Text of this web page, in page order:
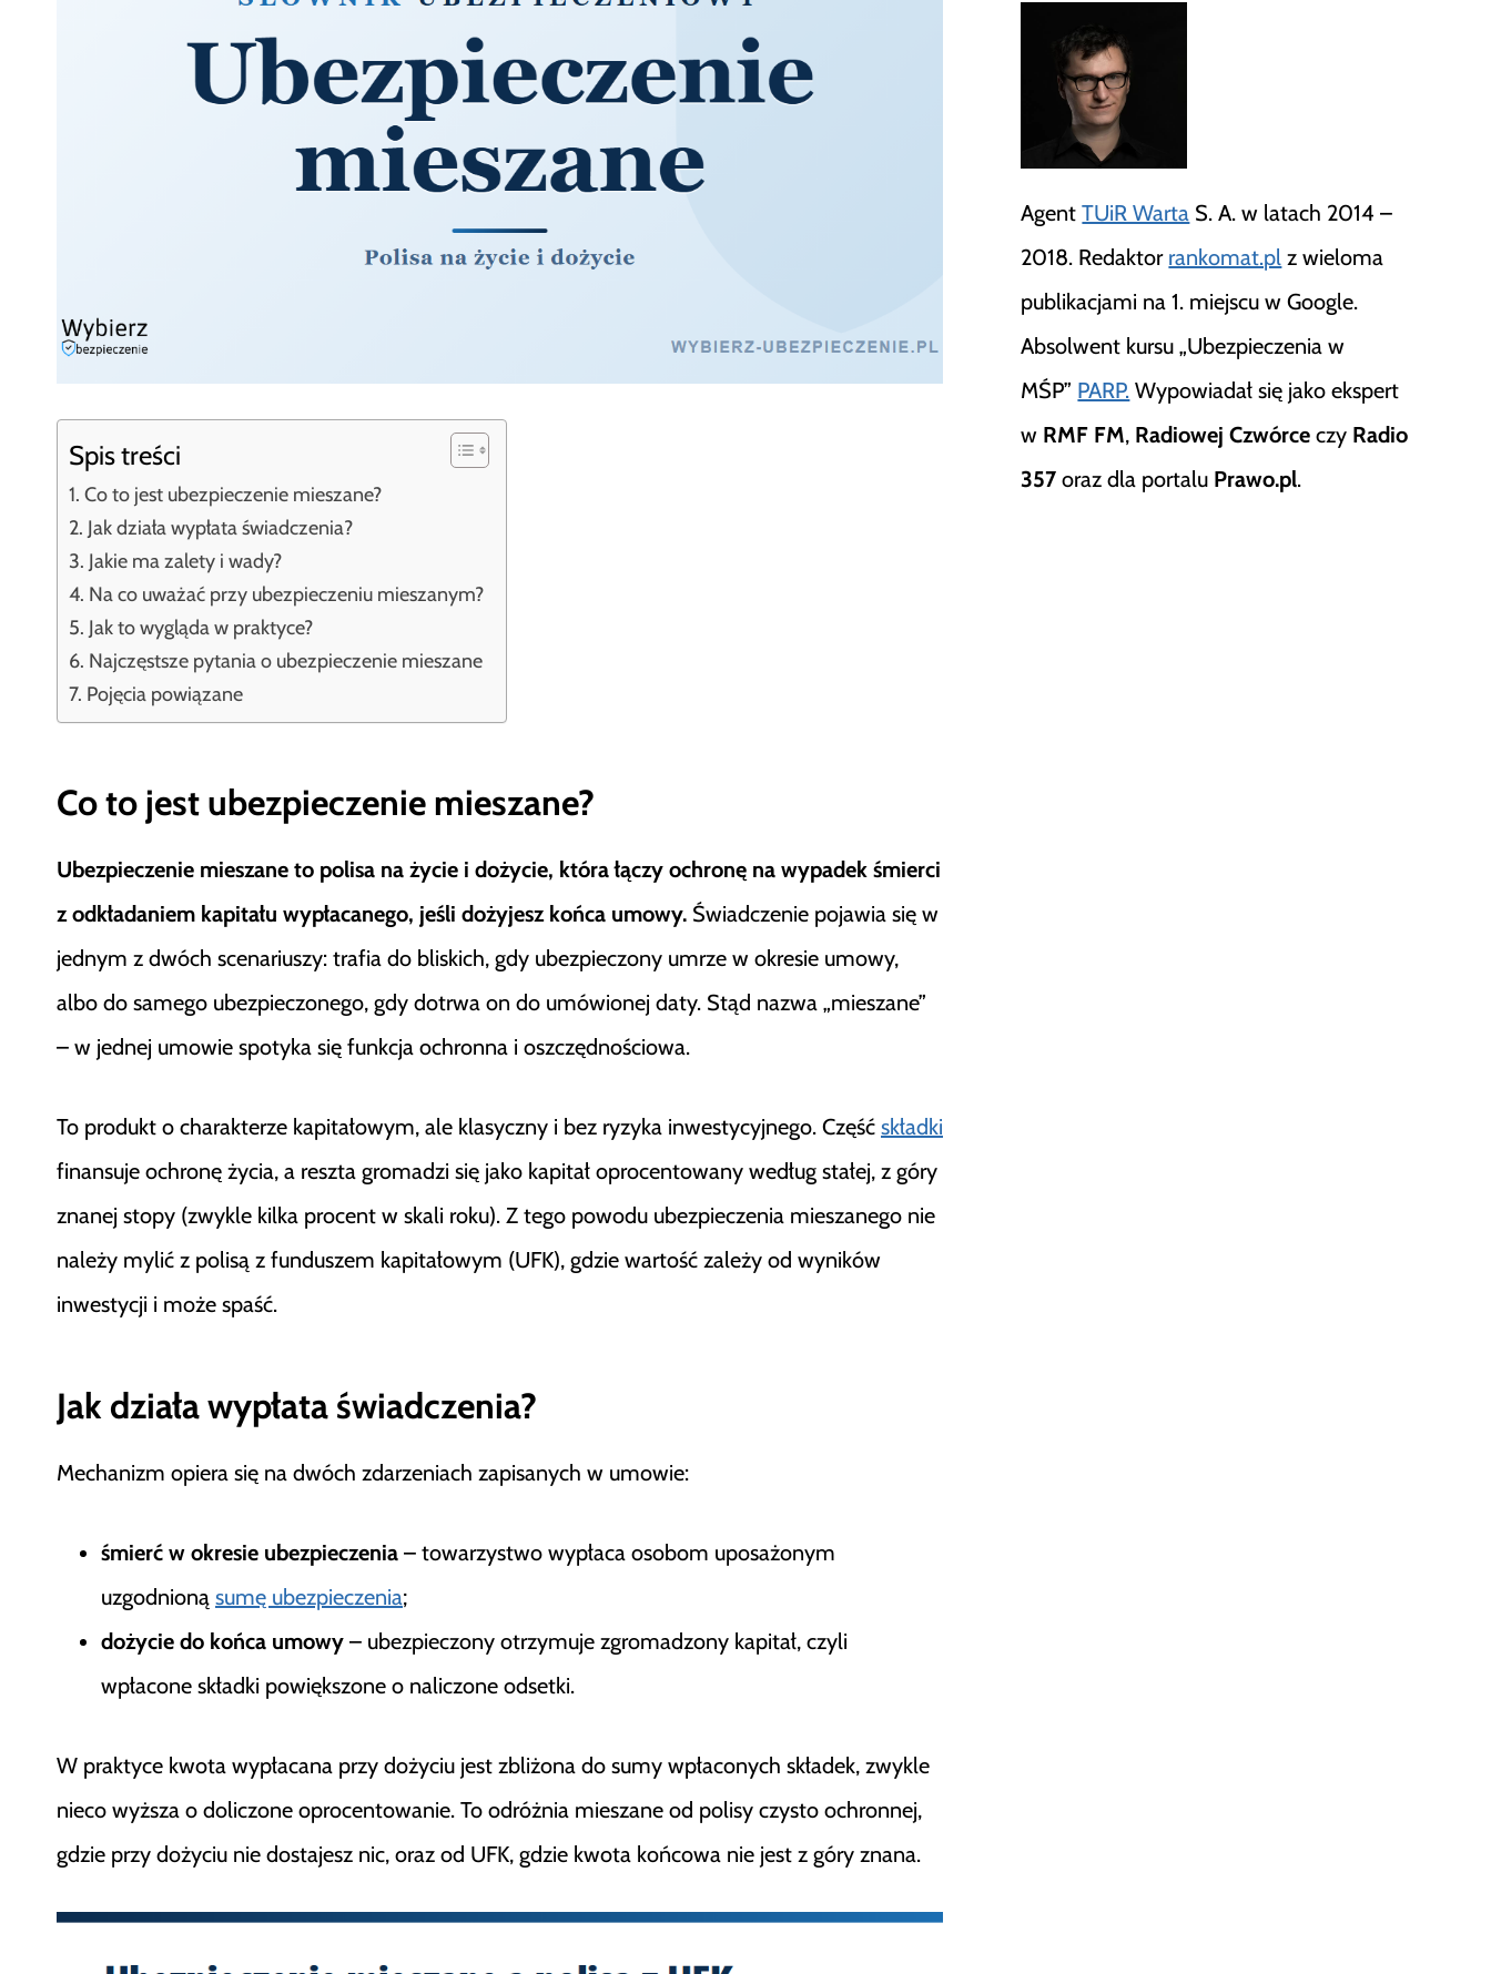
Spis treści
Co to jest ubezpieczenie mieszane?
Jak działa wypłata świadczenia?
Jakie ma zalety i wady?
Na co uważać przy ubezpieczeniu mieszanym?
Jak to wygląda w praktyce?
Najczęstsze pytania o ubezpieczenie mieszane
Pojęcia powiązane
Co to jest ubezpieczenie mieszane?
Ubezpieczenie mieszane to polisa na życie i dożycie, która łączy ochronę na wypadek śmierci
z odkładaniem kapitału wypłacanego, jeśli dożyjesz końca umowy. Świadczenie pojawia się w
jednym z dwóch scenariuszy: trafia do bliskich, gdy ubezpieczony umrze w okresie umowy,
albo do samego ubezpieczonego, gdy dotrwa on do umówionej daty. Stąd nazwa „mieszane”
– w jednej umowie spotyka się funkcja ochronna i oszczędnościowa.
To produkt o charakterze kapitałowym, ale klasyczny i bez ryzyka inwestycyjnego. Część składki
finansuje ochronę życia, a reszta gromadzi się jako kapitał oprocentowany według stałej, z góry
znanej stopy (zwykle kilka procent w skali roku). Z tego powodu ubezpieczenia mieszanego nie
należy mylić z polisą z funduszem kapitałowym (UFK), gdzie wartość zależy od wyników
inwestycji i może spaść.
Jak działa wypłata świadczenia?
Mechanizm opiera się na dwóch zdarzeniach zapisanych w umowie:
śmierć w okresie ubezpieczenia – towarzystwo wypłaca osobom uposażonym
uzgodnioną sumę ubezpieczenia;
dożycie do końca umowy – ubezpieczony otrzymuje zgromadzony kapitał, czyli
wpłacone składki powiększone o naliczone odsetki.
W praktyce kwota wypłacana przy dożyciu jest zbliżona do sumy wpłaconych składek, zwykle
nieco wyższa o doliczone oprocentowanie. To odróżnia mieszane od polisy czysto ochronnej,
gdzie przy dożyciu nie dostajesz nic, oraz od UFK, gdzie kwota końcowa nie jest z góry znana.
AgentTUiR Warta S. A. w latach 2014 –
2018. Redaktor rankomat.pl z wieloma
publikacjami na 1. miejscu w Google.
Absolwent kursu „Ubezpieczenia w
MŚP” PARP. Wypowiadał się jako ekspert
w RMF FM, Radiowej Czwórce czy Radio
357 oraz dla portalu Prawo.pl.